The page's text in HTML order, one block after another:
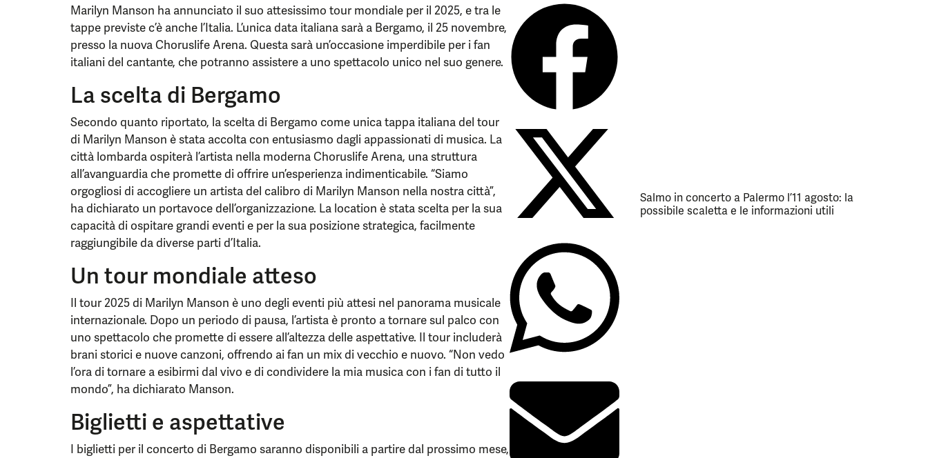
Marilyn Manson ha annunciato il suo attesissimo tour mondiale per il 2025, e tra le
tappe previste c’è anche l’Italia. L’unica data italiana sarà a Bergamo, il 25 novembre,
presso la nuova Choruslife Arena. Questa sarà un’occasione imperdibile per i fan
italiani del cantante, che potranno assistere a uno spettacolo unico nel suo genere.
La scelta di Bergamo
Secondo quanto riportato, la scelta di Bergamo come unica tappa italiana del tour
di Marilyn Manson è stata accolta con entusiasmo dagli appassionati di musica. La
città lombarda ospiterà l’artista nella moderna Choruslife Arena, una struttura
all’avanguardia che promette di offrire un’esperienza indimenticabile. “Siamo
orgogliosi di accogliere un artista del calibro di Marilyn Manson nella nostra città”,
ha dichiarato un portavoce dell’organizzazione. La location è stata scelta per la sua
capacità di ospitare grandi eventi e per la sua posizione strategica, facilmente
raggiungibile da diverse parti d’Italia.
Un tour mondiale atteso
Il tour 2025 di Marilyn Manson è uno degli eventi più attesi nel panorama musicale
internazionale. Dopo un periodo di pausa, l’artista è pronto a tornare sul palco con
uno spettacolo che promette di essere all’altezza delle aspettative. Il tour includerà
brani storici e nuove canzoni, offrendo ai fan un mix di vecchio e nuovo. “Non vedo
l’ora di tornare a esibirmi dal vivo e di condividere la mia musica con i fan di tutto il
mondo”, ha dichiarato Manson.
Biglietti e aspettative
I biglietti per il concerto di Bergamo saranno disponibili a partire dal prossimo mese,
Salmo in concerto a Palermo l’11 agosto: la
possibile scaletta e le informazioni utili